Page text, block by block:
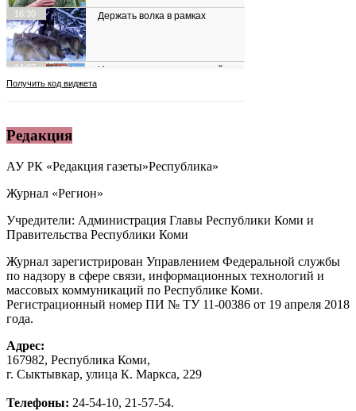
Редакция
АУ РК «Редакция газеты»Республика»
Журнал «Регион»
Учредители: Администрация Главы Республики Коми и
Правительства Республики Коми
Журнал зарегистрирован Управлением Федеральной службы
по надзору в сфере связи, информационных технологий и
массовых коммуникаций по Республике Коми.
Регистрационный номер ПИ № ТУ 11-00386 от 19 апреля 2018
года.
Адрес:
167982, Республика Коми,
г. Сыктывкар, улица К. Маркса, 229
Телефоны: 24-54-10, 21-57-54.